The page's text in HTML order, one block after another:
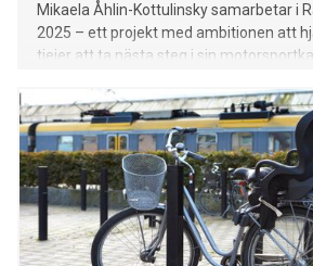
Mikaela Åhlin-Kottulinsky samarbetar i
2025 – ett projekt med ambitionen att
tjejer att ta nästa steg i sin